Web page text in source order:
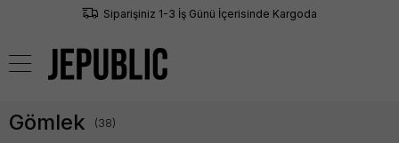
Siparişiniz 1-3 İş Günü İçerisinde Kargoda
Gömlek (38)